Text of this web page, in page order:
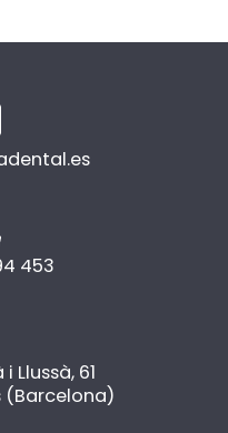
453
Llussà, 61
(Barcelona)